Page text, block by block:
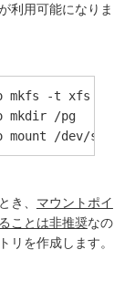
利用可能になりま
mkfs -t xfs /dev/
mkdir /pg
mount /dev/sdb /
き、 マウントポイ
ことは非推奨なの
リを作成します。